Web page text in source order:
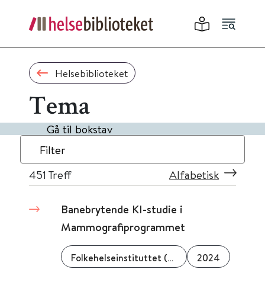
Helsebiblioteket
Tema
Gå til bokstav
Filter
451 Treff Alfabetisk
Banebrytende KI-studie i
Mammografiprogrammet
Folkehelseinstituttet (FHI) 2024